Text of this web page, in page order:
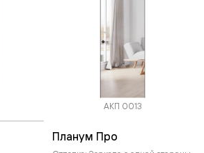
АКП 0013
Планум Про